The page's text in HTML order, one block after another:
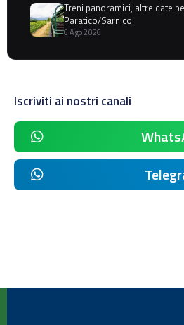
Treni panoramici, altre date
Paratico/Sarnico
6 Ago 2026
Iscriviti ai nostri canali